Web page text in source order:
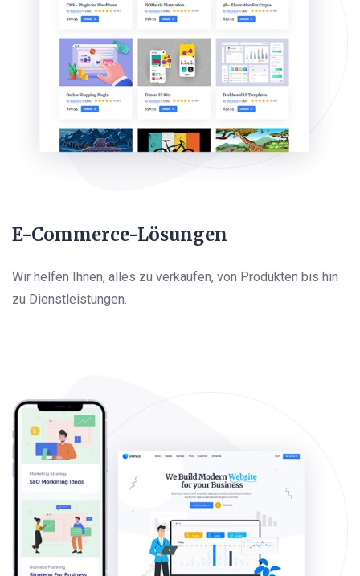
E-Commerce-Lösungen
Wir helfen Ihnen, alles zu verkaufen, von Produkten bis hin
zu Dienstleistungen.